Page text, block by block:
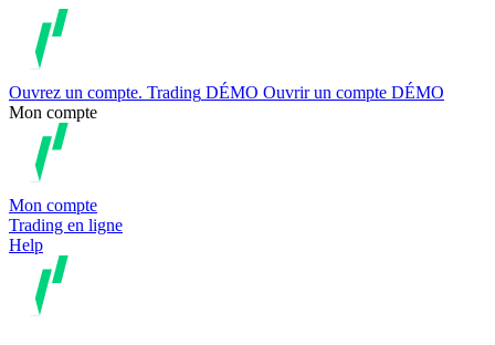
Ouvrez un compte. Trading DÉMO Ouvrir un compte DÉMO
Mon compte
Mon compte
Trading en ligne
Help